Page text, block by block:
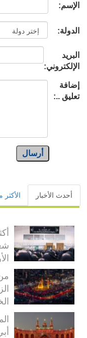
الإسم:
الدولة:
البريد
الإلكتروني:
إضافة
تعليق ..:
أرسال
أحدث الأخبار